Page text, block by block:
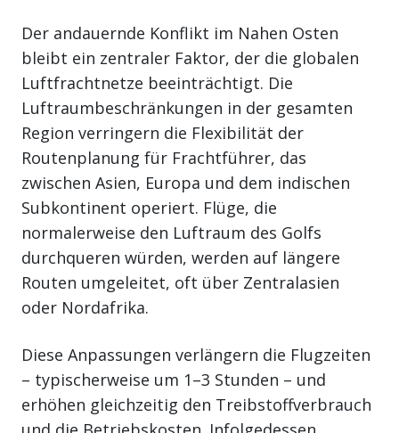
Der andauernde Konflikt im Nahen Osten
bleibt ein zentraler Faktor, der die globalen
Luftfrachtnetze beeinträchtigt. Die
Luftraumbeschränkungen in der gesamten
Region verringern die Flexibilität der
Routenplanung für Frachtführer, das
zwischen Asien, Europa und dem indischen
Subkontinent operiert. Flüge, die
normalerweise den Luftraum des Golfs
durchqueren würden, werden auf längere
Routen umgeleitet, oft über Zentralasien
oder Nordafrika.
Diese Anpassungen verlängern die Flugzeiten
– typischerweise um 1–3 Stunden – und
erhöhen gleichzeitig den Treibstoffverbrauch